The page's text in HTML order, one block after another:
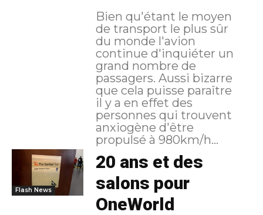
Bien qu'étant le moyen
de transport le plus sûr
du monde l'avion
continue d'inquiéter un
grand nombre de
passagers. Aussi bizarre
que cela puisse paraître
il y a en effet des
personnes qui trouvent
anxiogène d'être
propulsé à 980km/h...
Flash News
20 ans et des
salons pour
OneWorld